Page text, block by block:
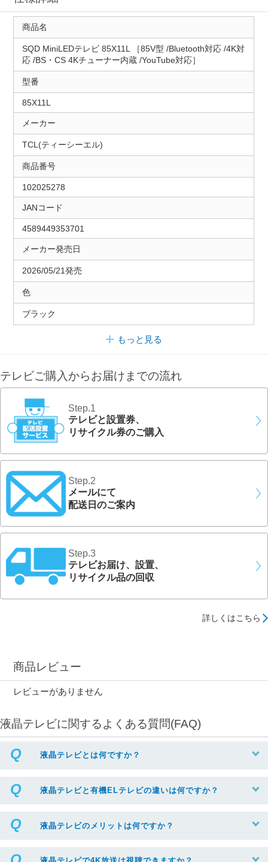
商品名
SQD MiniLEDテレビ 85X11L ［85V型 /Bluetooth対応 /4K対
応 /BS・CS 4Kチューナー内蔵 /YouTube対応］
型番
85X11L
メーカー
TCL(ティーシーエル)
商品番号
102025278
JANコード
4589449353701
メーカー発売日
2026/05/21発売
色
ブラック
もっと見る
テレビご購入からお届けまでの流れ
Step.1
テレビと設置券、
リサイクル券のご購入
Step.2
メールにて
配送日のご案内
Step.3
テレビお届け、設置、
リサイクル品の回収
詳しくはこちら
商品レビュー
レビューがありません
液晶テレビに関するよくある質問(FAQ)
液晶テレビとは何ですか？
液晶テレビと有機ELテレビの違いは何ですか？
液晶テレビのメリットは何ですか？